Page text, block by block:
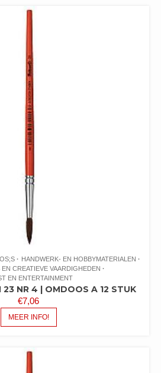
HANDWERK- EN HOBBYMATERIALEN
CREATIEVE VAARDIGHEDEN
EN ENTERTAINMENT
23 NR 4 | OMDOOS A 12 STUK
€7,06
MEER INFO!